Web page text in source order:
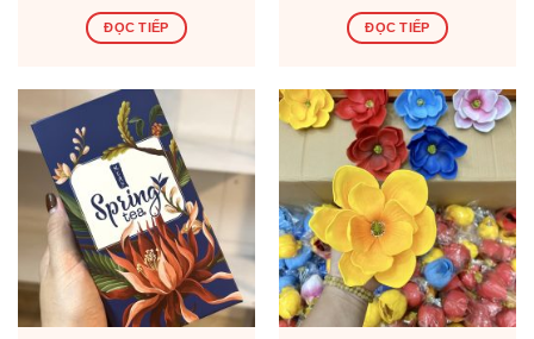
ĐỌC TIẾP ĐỌC TIẾP